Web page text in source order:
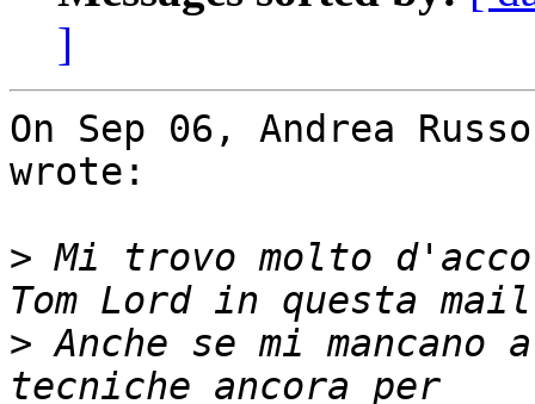
]
On Sep 06, Andrea
wrote:
> Mi trovo molto
> Anche se mi mancano